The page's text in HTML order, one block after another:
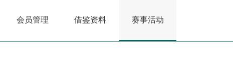
会员管理 借鉴资料 赛事活动